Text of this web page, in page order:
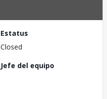
Estatus
Closed
Jefe del equipo